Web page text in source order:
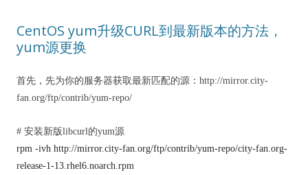
CentOS yum升级CURL到最新版本的方法，
yum源更换
首先，先为你的服务器获取最新匹配的源：http://mirror.city-
fan.org/ftp/contrib/yum-repo/
# 安装新版libcurl的yum源
rpm -ivh http://mirror.city-fan.org/ftp/contrib/yum-repo/city-fan.org-
release-1-13.rhel6.noarch.rpm